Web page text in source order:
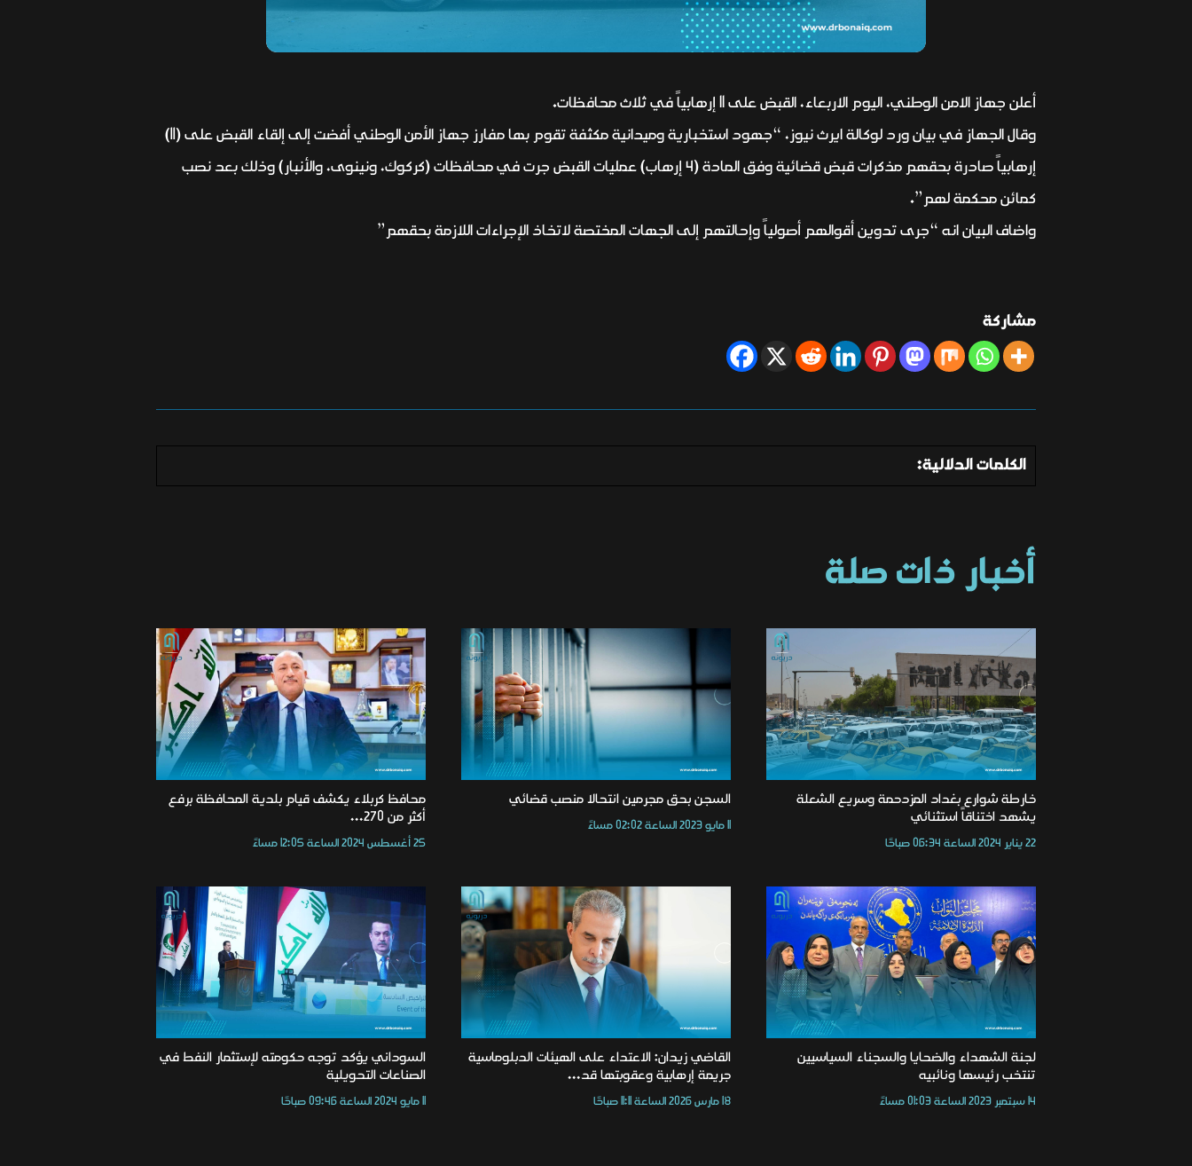
أعلن جهاز الامن الوطني، اليوم الاربعاء، القبض على 11 إرهابياً في ثلاث محافظات.
وقال الجهاز في بيان ورد لوكالة ايرث نيوز، “جهود استخبارية وميدانية مكثفة تقوم بها مفارز جهاز الأمن الوطني أفضت إلى إلقاء القبض على (١١)
إرهابياً صادرة بحقهم مذكرات قبض قضائية وفق المادة (4 إرهاب) عمليات القبض جرت في محافظات (كركوك، ونينوى، والأنبار) وذلك بعد نصب
كمائن محكمة لهم”.
واضاف البيان انه “جرى تدوين أقوالهم أصولياً وإحالتهم إلى الجهات المختصة لاتخاذ الإجراءات اللازمة بحقهم”
مشاركة
الكلمات الدلالية:
أخبار ذات صلة
خارطة شوارع بغداد المزدحمة وسريع الشعلة
يشهد اختناقاً استثنائي
22 يناير 2024 الساعة 06:34 صباحًا
السجن بحق مجرمين انتحالا منصب قضائي
11 مايو 2023 الساعة 02:02 مساءً
محافظ كربلاء يكشف قيام بلدية المحافظة برفع
أكثر من 270...
25 أغسطس 2024 الساعة 12:05 مساءً
لجنة الشهداء والضحايا والسجناء السياسيين
تنتخب رئيسها ونائبيه
14 سبتمبر 2023 الساعة 01:03 مساءً
القاضي زيدان: الاعتداء على الهيئات الدبلوماسية
جريمة إرهابية وعقوبتها قد...
18 مارس 2026 الساعة 11:11 صباحًا
السوداني يؤكد توجه حكومته لإستثمار النفط في
الصناعات التحويلية
11 مايو 2024 الساعة 09:46 صباحًا